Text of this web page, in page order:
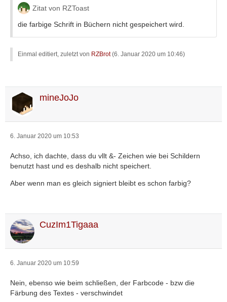
Zitat von RZToast
die farbige Schrift in Büchern nicht gespeichert wird.
Einmal editiert, zuletzt von RZBrot(6. Januar 2020 um 10:46)
mineJoJo
6. Januar 2020 um 10:53
Achso, ich dachte, dass du vllt &- Zeichen wie bei Schildern
benutzt hast und es deshalb nicht speichert.
Aber wenn man es gleich signiert bleibt es schon farbig?
CuzIm1Tigaaa
6. Januar 2020 um 10:59
Nein, ebenso wie beim schließen, der Farbcode - bzw die
Färbung des Textes - verschwindet